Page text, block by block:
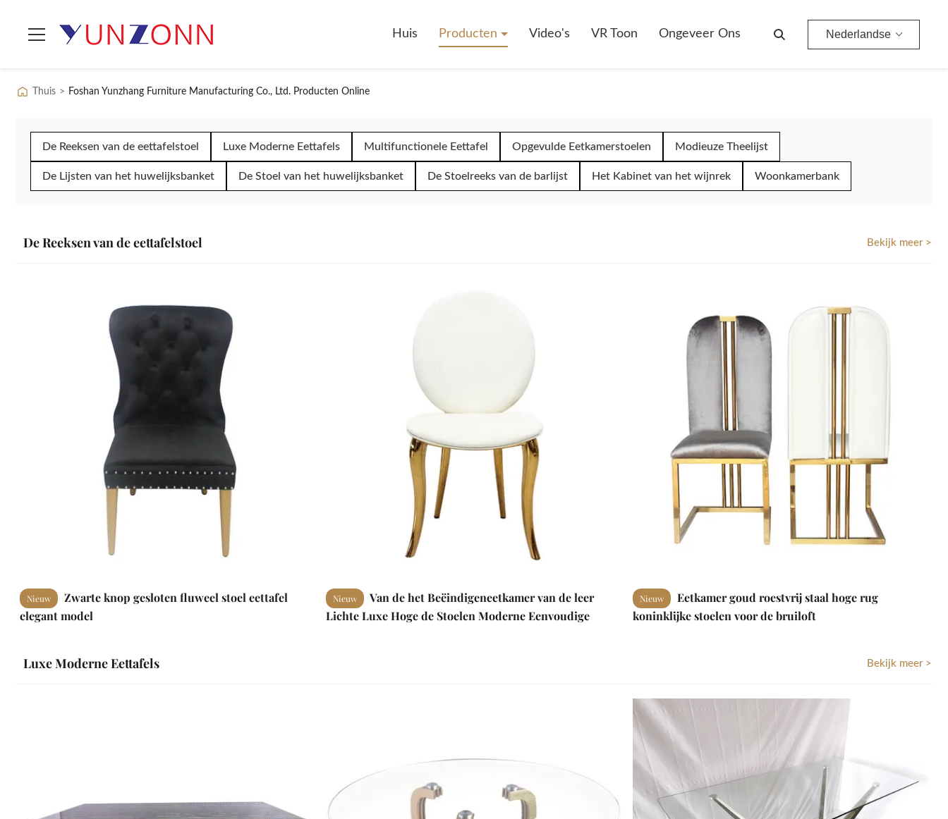
Huis Producten Video's VR Toon Ongeveer Ons Nederlandse
Thuis > Foshan Yunzhang Furniture Manufacturing Co., Ltd. Producten Online
De Reeksen van de eettafelstoel Luxe Moderne Eettafels Multifunctionele Eettafel Opgevulde Eetkamerstoelen Modieuze Theelijst
De Lijsten van het huwelijksbanket De Stoel van het huwelijksbanket De Stoelreeks van de barlijst Het Kabinet van het wijnrek Woonkamerbank
De Reeksen van de eettafelstoel Bekijk meer >
Nieuw
Zwarte knop gesloten fluweel stoel eettafel
elegant model
Nieuw
Van de het Beëindigeneetkamer van de leer
Lichte Luxe Hoge de Stoelen Moderne Eenvoudige
Nieuw
Eetkamer goud roestvrij staal hoge rug
koninklijke stoelen voor de bruiloft
Luxe Moderne Eettafels Bekijk meer >